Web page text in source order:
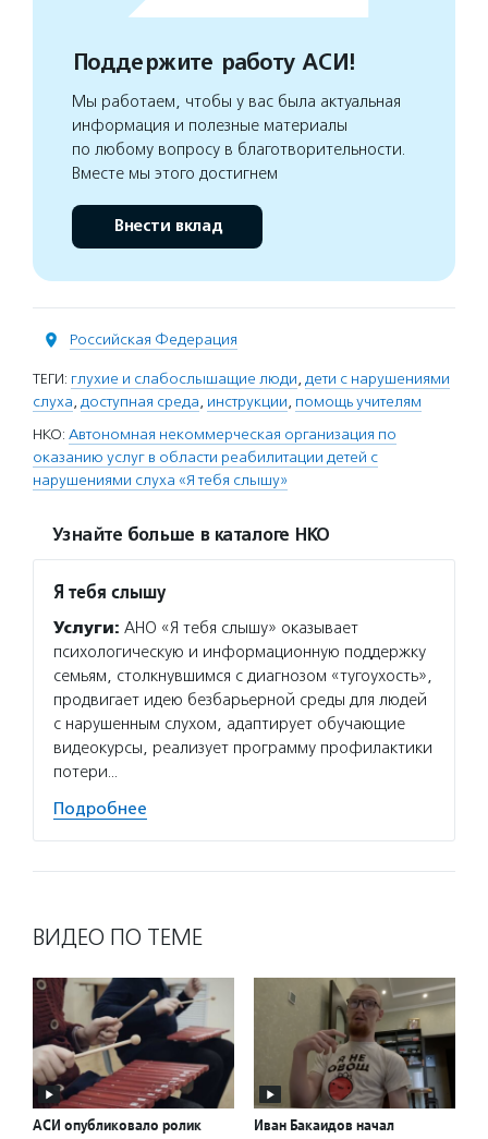
Поддержите работу АСИ!
Мы работаем, чтобы у вас была актуальная
информация и полезные материалы
по любому вопросу в благотворительности.
Вместе мы этого достигнем
Внести вклад
Российская Федерация
ТЕГИ: глухие и слабослышащие люди, дети с нарушениями
слуха, доступная среда, инструкции, помощь учителям
НКО: Автономная некоммерческая организация по
оказанию услуг в области реабилитации детей с
нарушениями слуха «Я тебя слышу»
Узнайте больше в каталоге НКО
Я тебя слышу
Услуги: АНО «Я тебя слышу» оказывает
психологическую и информационную поддержку
семьям, столкнувшимся с диагнозом «тугоухость»,
продвигает идею безбарьерной среды для людей
с нарушенным слухом, адаптирует обучающие
видеокурсы, реализует программу профилактики
потери…
Подробнее
ВИДЕО ПО ТЕМЕ
АСИ опубликовало ролик
Иван Бакаидов начал